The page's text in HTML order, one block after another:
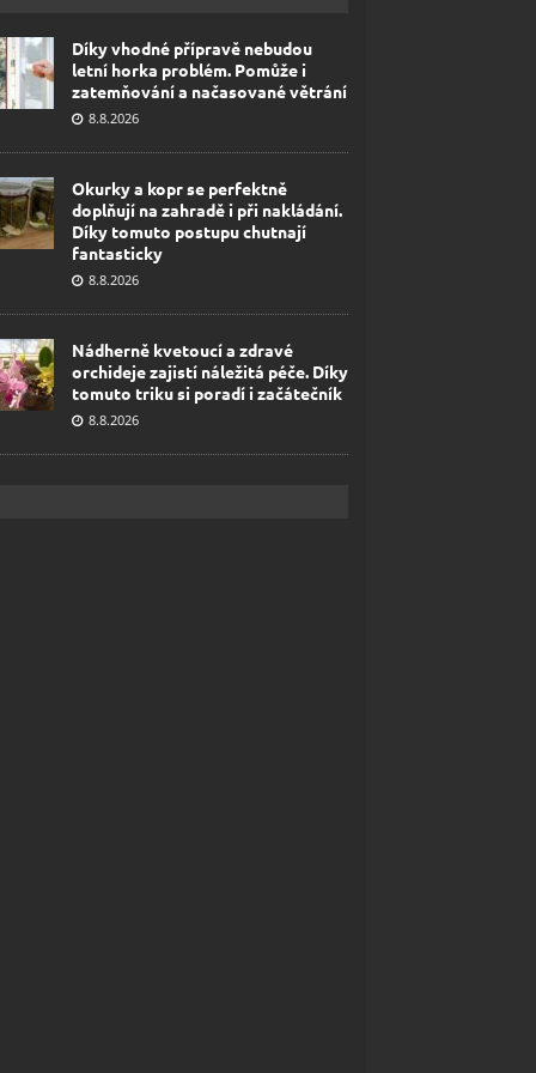
Díky vhodné přípravě nebudou
letní horka problém. Pomůže i
zatemňování a načasované větrání
8.8.2026
Okurky a kopr se perfektně
doplňují na zahradě i při nakládání.
Díky tomuto postupu chutnají
fantasticky
8.8.2026
Nádherně kvetoucí a zdravé
orchideje zajistí náležitá péče. Díky
tomuto triku si poradí i začátečník
8.8.2026